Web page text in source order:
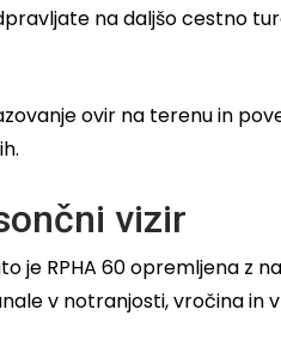
na daljšo
ovir na terenu in
vizir
je RPHA 60 opremljena z
v notranjosti, vročina in